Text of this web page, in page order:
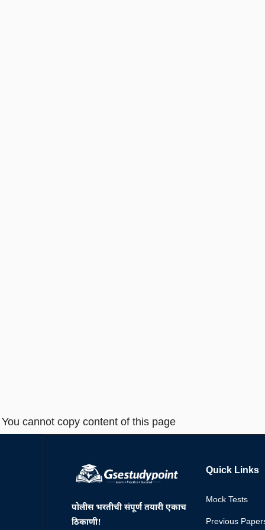
You cannot copy content of this page
पोलीस भरतीची संपूर्ण तयारी एकाच
ठिकाणी!
Quick Links
Mock Tests
Previous